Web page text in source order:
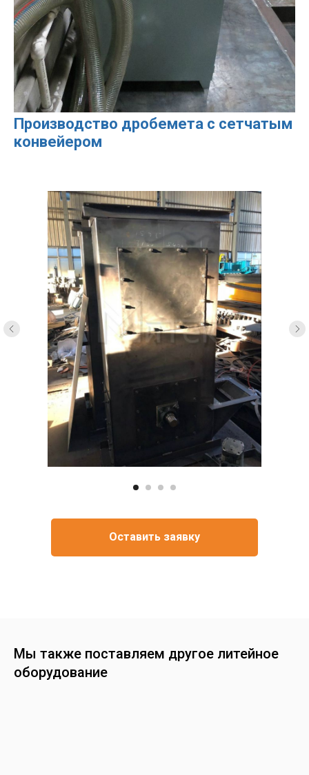
Производство дробемета с сетчатым
конвейером
Оставить заявку
Мы также поставляем другое литейное
оборудование